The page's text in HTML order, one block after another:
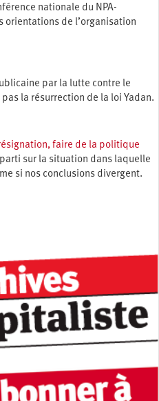
nationale du NPA-
orientations de l’organisation
par la lutte contre le
la résurrection de la loi Yadan.
faire de la politique
sur la situation dans laquelle
si nos conclusions divergent.